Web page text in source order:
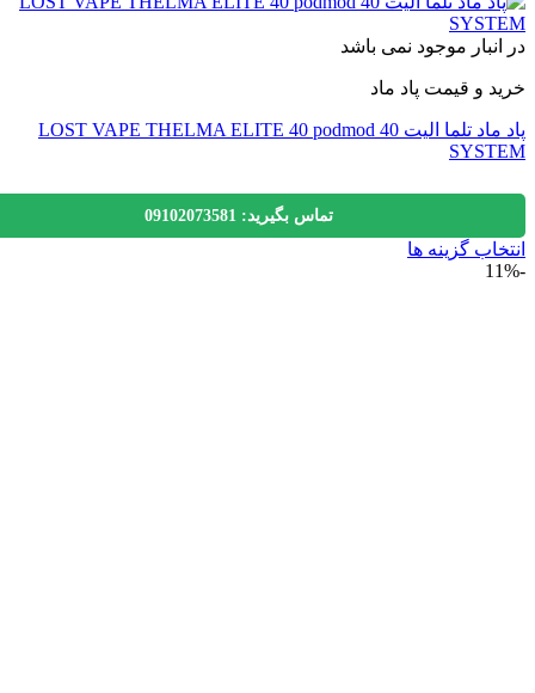
موجود نمی باشد
و قیمت پاد ماد
پاد ماد تلما الیت 40 LOST VAPE THELMA ELITE 40 podmod
تماس بگیرید: 09102073581
گزینه ها